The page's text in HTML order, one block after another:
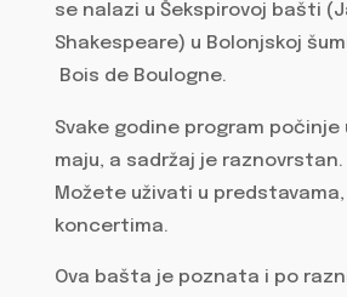
se nalazi u Šekspirovoj bašti
Shakespeare) u Bolonjskoj
Bois de Boulogne.
Svake godine program počinje
maju, a sadržaj je raznovrstan.
Možete uživati u predstavama,
koncertima.
Ova bašta je poznata i po